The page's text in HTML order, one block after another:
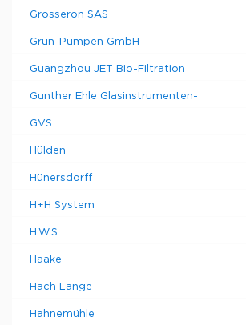
Grosseron SAS
Grun-Pumpen GmbH
Guangzhou JET Bio-Filtration
Gunther Ehle Glasinstrumenten-
GVS
Hülden
Hünersdorff
H+H System
H.W.S.
Haake
Hach Lange
Hahnemühle